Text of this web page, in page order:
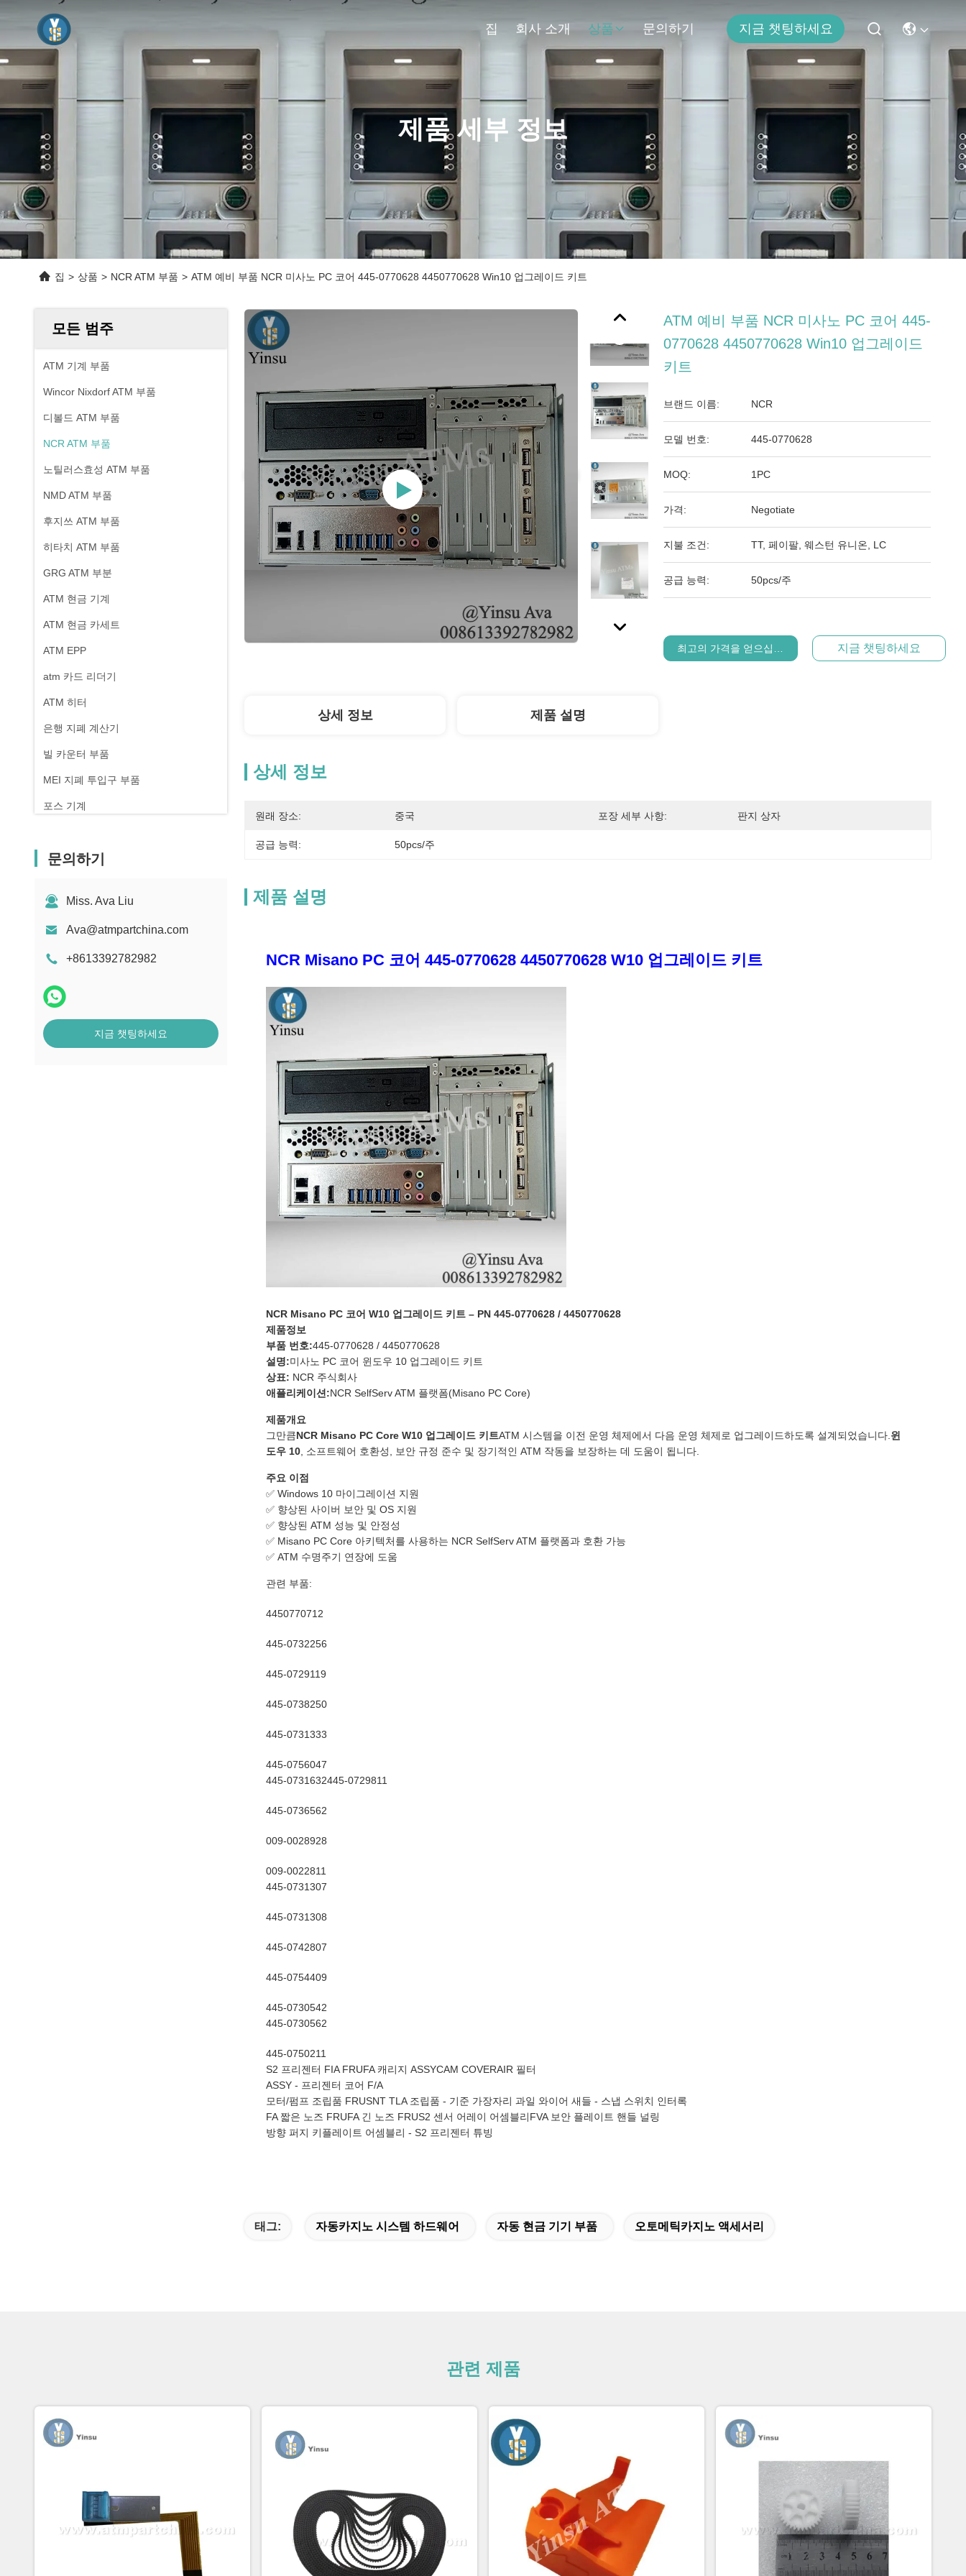
집 회사 소개 상품 문의하기 지금 챗팅하세요
제품 세부 정보
집 > 상품 > NCR ATM 부품 > ATM 예비 부품 NCR 미사노 PC 코어 445-0770628 4450770628 Win10 업그레이드 키트
모든 범주
ATM 기계 부품
Wincor Nixdorf ATM 부품
디볼드 ATM 부품
NCR ATM 부품
노틸러스효성 ATM 부품
NMD ATM 부품
후지쓰 ATM 부품
히타치 ATM 부품
GRG ATM 부분
ATM 현금 기계
ATM 현금 카세트
ATM EPP
atm 카드 리더기
ATM 히터
은행 지폐 계산기
빌 카운터 부품
MEI 지폐 투입구 부품
포스 기계
문의하기
Miss. Ava Liu
Ava@atmpartchina.com
+8613392782982
지금 챗팅하세요
ATM 예비 부품 NCR 미사노 PC 코어 445-
0770628 4450770628 Win10 업그레이드
키트
브랜드 이름: NCR
모델 번호: 445-0770628
MOQ: 1PC
가격: Negotiate
지불 조건: TT, 페이팔, 웨스턴 유니온, LC
공급 능력: 50pcs/주
최고의 가격을 얻으십시오 지금 챗팅하세요
상세 정보 제품 설명
상세 정보
원래 장소: 중국 포장 세부 사항: 판지 상자
공급 능력: 50pcs/주
제품 설명
NCR Misano PC 코어 445-0770628 4450770628 W10 업그레이드 키트
NCR Misano PC 코어 W10 업그레이드 키트 – PN 445-0770628 / 4450770628
제품정보
부품 번호:445-0770628 / 4450770628
설명:미사노 PC 코어 윈도우 10 업그레이드 키트
상표: NCR 주식회사
애플리케이션:NCR SelfServ ATM 플랫폼(Misano PC Core)
제품개요
그만큼NCR Misano PC Core W10 업그레이드 키트ATM 시스템을 이전 운영 체제에서 다음 운영 체제로 업그레이드하도록 설계되었습니다. 윈
도우 10 , 소프트웨어 호환성, 보안 규정 준수 및 장기적인 ATM 작동을 보장하는 데 도움이 됩니다.
주요 이점
✅ Windows 10 마이그레이션 지원
✅ 향상된 사이버 보안 및 OS 지원
✅ 향상된 ATM 성능 및 안정성
✅ Misano PC Core 아키텍처를 사용하는 NCR SelfServ ATM 플랫폼과 호환 가능
✅ ATM 수명주기 연장에 도움
관련 부품:
4450770712
445-0732256
445-0729119
445-0738250
445-0731333
445-0756047
445-0731632445-0729811
445-0736562
009-0028928
009-0022811
445-0731307
445-0731308
445-0742807
445-0754409
445-0730542
445-0730562
445-0750211
S2 프리젠터 FIA FRUFA 캐리지 ASSYCAM COVERAIR 필터
ASSY - 프리젠터 코어 F/A
모터/펌프 조립품 FRUSNT TLA 조립품 - 기준 가장자리 과일 와이어 새들 - 스냅 스위치 인터록
FA 짧은 노즈 FRUFA 긴 노즈 FRUS2 센서 어레이 어셈블리FVA 보안 플레이트 핸들 널링
방향 퍼지 키플레이트 어셈블리 - S2 프리젠터 튜빙
태그: 자동카지노 시스템 하드웨어 자동 현금 기기 부품 오토메틱카지노 액세서리
관련 제품